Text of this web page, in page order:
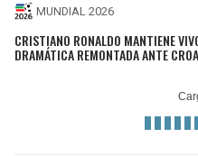
MUNDIAL 2026
CRISTIANO RONALDO MANTIENE
DRAMÁTICA REMONTADA ANTE